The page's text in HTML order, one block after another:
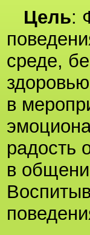
Цель:
среде,
в
радость
в